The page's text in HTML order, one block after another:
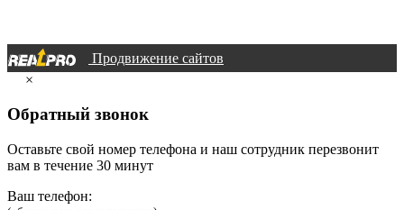
Продвижение сайтов
×
Обратный звонок
Оставьте свой номер телефона и наш сотрудник перезвонит
вам в течение 30 минут
Ваш телефон: